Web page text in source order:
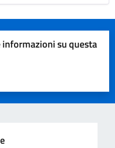
su questa
su 5
5